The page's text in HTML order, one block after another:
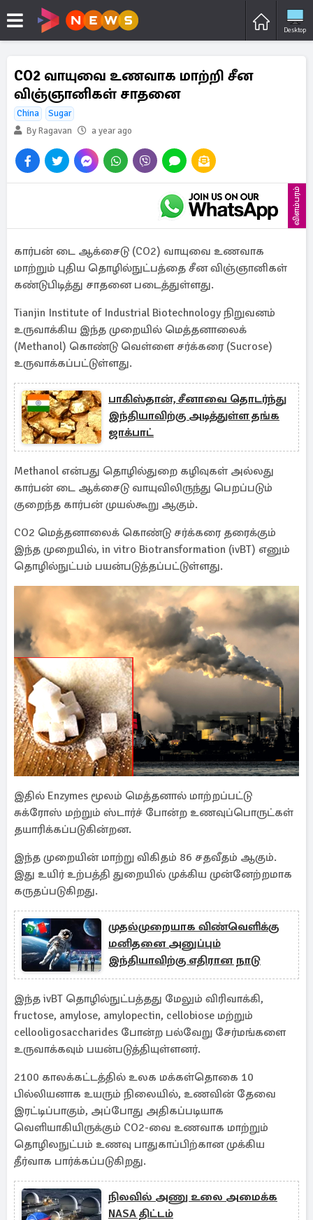
Desktop
CO2 வாயுவை உணவாக மாற்றி சீன
விஞ்ஞானிகள் சாதனை
China
Sugar
By Ragavan
a year ago
விளம்பரம்
கார்பன் டை ஆக்சைடு (CO2) வாயுவை உணவாக
மாற்றும் புதிய தொழில்நுட்பத்தை சீன விஞ்ஞானிகள்
கண்டுபிடித்து சாதனை படைத்துள்ளது.
Tianjin Institute of Industrial Biotechnology நிறுவனம்
உருவாக்கிய இந்த முறையில் மெத்தனாலைக்
(Methanol) கொண்டு வெள்ளை சர்க்கரை (Sucrose)
உருவாக்கப்பட்டுள்ளது.
பாகிஸ்தான், சீனாவை தொடர்ந்து
இந்தியாவிற்கு அடித்துள்ள தங்க
ஜாக்பாட்
Methanol என்பது தொழில்துறை கழிவுகள் அல்லது
கார்பன் டை ஆக்சைடு வாயுவிலிருந்து பெறப்படும்
குறைந்த கார்பன் முயல்கூறு ஆகும்.
CO2 மெத்தனாலைக் கொண்டு சர்க்கரை தரைக்கும்
இந்த முறையில், in vitro Biotransformation (ivBT) எனும்
தொழில்நுட்பம் பயன்படுத்தப்பட்டுள்ளது.
இதில் Enzymes மூலம் மெத்தனால் மாற்றப்பட்டு
சுக்ரோஸ் மற்றும் ஸ்டார்ச் போன்ற உணவுப்பொருட்கள்
தயாரிக்கப்படுகின்றன.
இந்த முறையின் மாற்று விகிதம் 86 சதவீதம் ஆகும்.
இது உயிர் உற்பத்தி துறையில் முக்கிய முன்னேற்றமாக
கருதப்படுகிறது.
முதல்முறையாக விண்வெளிக்கு
மனிதனை அனுப்பும்
இந்தியாவிற்கு எதிரான நாடு
இந்த ivBT தொழில்நுட்பத்தது மேலும் விரிவாக்கி,
fructose, amylose, amylopectin, cellobiose மற்றும்
cellooligosaccharides போன்ற பல்வேறு சேர்மங்களை
உருவாக்கவும் பயன்படுத்தியுள்ளனர்.
2100 காலக்கட்டத்தில் உலக மக்கள்தொகை 10
பில்லியனாக உயரும் நிலையில், உணவின் தேவை
இரட்டிப்பாகும், அப்போது அதிகப்படியாக
வெளியாகியிருக்கும் CO2-வை உணவாக மாற்றும்
தொழிலநுட்பம் உணவு பாதுகாப்பிற்கான முக்கிய
தீர்வாக பார்க்கப்படுகிறது.
நிலவில் அணு உலை அமைக்க
NASA திட்டம்